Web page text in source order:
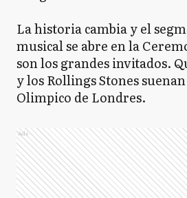
La historia cambia y el
musical se abre en la
son los grandes invitados.
y los Rollings Stones
Olimpico de Londres.
Ads